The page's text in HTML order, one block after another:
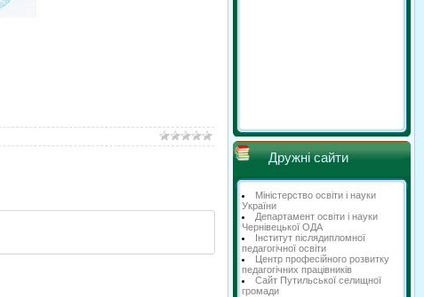
Дружні сайти
Міністерство освіти і науки
України
Департамент освіти і науки
Чернівецької ОДА
Інститут післядипломної
педагогічної освіти
Центр професійного розвитку
педагогічних працівників
Сайт Путильської селищної
громади